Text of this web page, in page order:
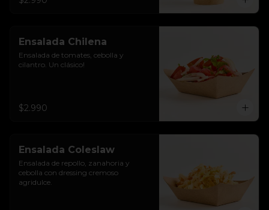
Ensalada Chilena
Ensalada de tomates, cebolla y
cilantro. Un clásico!
$2.990
Ensalada Coleslaw
Ensalada de repollo, zanahoria y
cebolla con dressing cremoso
agridulce.